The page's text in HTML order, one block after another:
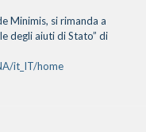
Minimis, si rimanda a
degli aiuti di Stato” di
it_IT/home